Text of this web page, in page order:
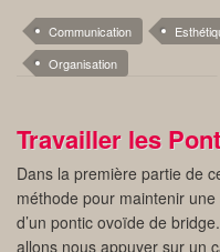
Communication
Organisation
Travailler les
Dans la première partie de
méthode pour maintenir
d’un pontic ovoïde de
allons nous appuyer sur un